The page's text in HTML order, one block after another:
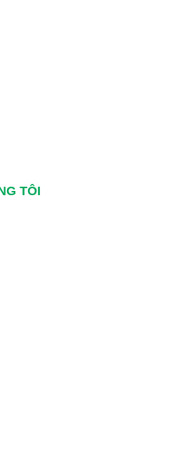
TÔI